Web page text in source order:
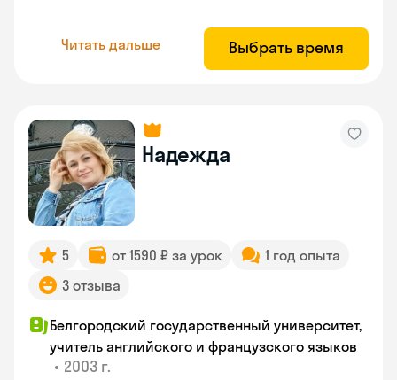
Читать дальше Выбрать время
Надежда
5 от 1590 ₽ за урок
1 год опыта
3 отзыва
Белгородский государственный университет,
учитель английского и французского языков
• 2003 г.